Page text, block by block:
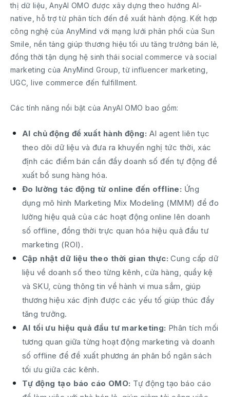
thị dữ liệu, AnyAI OMO được xây dựng theo hướng AI-
native, hỗ trợ từ phân tích đến đề xuất hành động. Kết hợp
công nghệ của AnyMind với mạng lưới phân phối của Sun
Smile, nền tảng giúp thương hiệu tối ưu tăng trưởng bán lẻ,
đồng thời tận dụng hệ sinh thái social commerce và social
marketing của AnyMind Group, từ influencer marketing,
UGC, live commerce đến fulfillment.
Các tính năng nổi bật của AnyAI OMO bao gồm:
AI chủ động đề xuất hành động: AI agent liên tục
theo dõi dữ liệu và đưa ra khuyến nghị tức thời, xác
định các điểm bán cần đẩy doanh số đến tự động đề
xuất bổ sung hàng hóa.
Đo lường tác động từ online đến offline: Ứng
dụng mô hình Marketing Mix Modeling (MMM) để đo
lường hiệu quả của các hoạt động online lên doanh
số offline, đồng thời trực quan hóa hiệu quả đầu tư
marketing (ROI).
Cập nhật dữ liệu theo thời gian thực: Cung cấp dữ
liệu về doanh số theo từng kênh, cửa hàng, quầy kệ
và SKU, cùng thông tin về hành vi mua sắm, giúp
thương hiệu xác định được các yếu tố giúp thúc đẩy
tăng trưởng.
AI tối ưu hiệu quả đầu tư marketing: Phân tích mối
tương quan giữa từng hoạt động marketing và doanh
số offline để đề xuất phương án phân bổ ngân sách
tối ưu giữa các kênh.
Tự động tạo báo cáo OMO: Tự động tạo báo cáo